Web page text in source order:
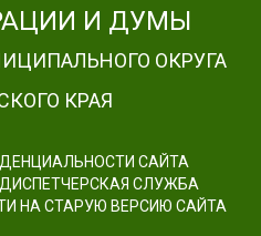
И ДУМЫ
ОКРУГА
КРАЯ
САЙТА
СЛУЖБА
НА СТАРУЮ ВЕРСИЮ САЙТА